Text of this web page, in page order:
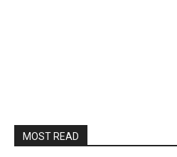
MOST READ